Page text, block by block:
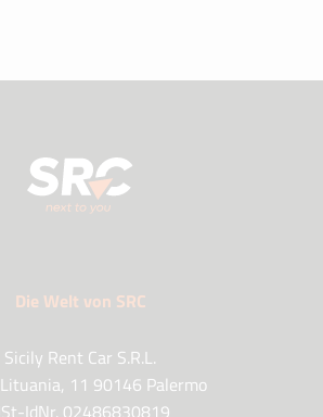
Die Welt von SRC
Sicily Rent Car S.R.L.
11 90146 Palermo
IdNr. 02486830819